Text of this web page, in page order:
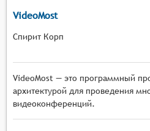
VideoMost
Спирит Корп
VideoMost — это программный
архитектурой для проведения
видеоконференций.